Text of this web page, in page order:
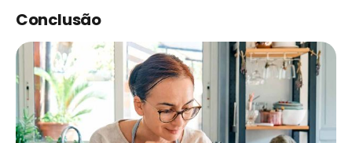
Conclusão